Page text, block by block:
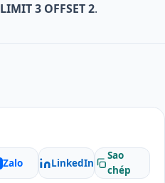
LIMIT 3 OFFSET 2.
Zalo LinkedIn
Sao
chép